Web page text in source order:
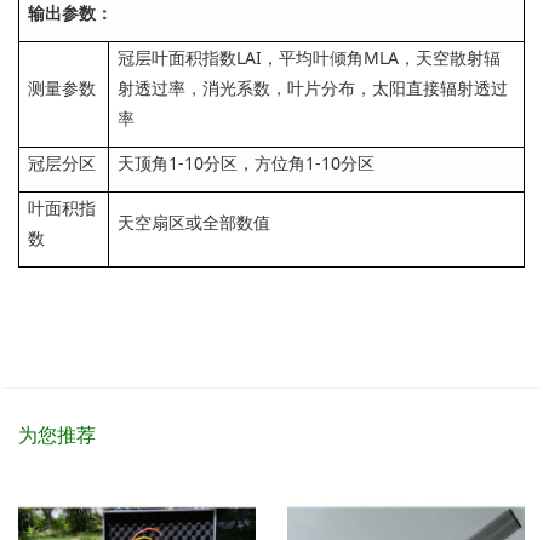
输出参数：
测量参数
冠层叶面积指数LAI，平均叶倾角MLA，天空散射辐
射透过率，消光系数，叶片分布，太阳直接辐射透过
率
冠层分区
天顶角1-10分区，方位角1-10分区
叶面积指
数
天空扇区或全部数值
为您推荐